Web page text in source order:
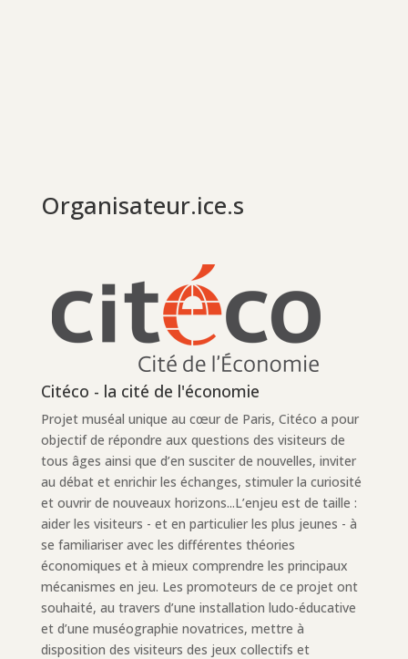
Organisateur.ice.s
Citéco - la cité de l'économie
Projet muséal unique au cœur de Paris, Citéco a pour
objectif de répondre aux questions des visiteurs de
tous âges ainsi que d’en susciter de nouvelles, inviter
au débat et enrichir les échanges, stimuler la curiosité
et ouvrir de nouveaux horizons...L’enjeu est de taille :
aider les visiteurs - et en particulier les plus jeunes - à
se familiariser avec les différentes théories
économiques et à mieux comprendre les principaux
mécanismes en jeu. Les promoteurs de ce projet ont
souhaité, au travers d’une installation ludo-éducative
et d’une muséographie novatrices, mettre à
disposition des visiteurs des jeux collectifs et